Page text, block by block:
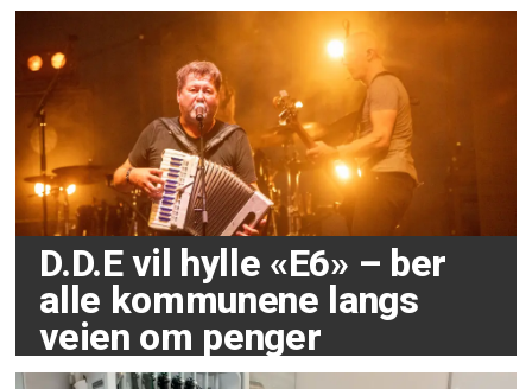
D.D.E vil hylle «E6» – ber
alle kommunene langs
veien om penger